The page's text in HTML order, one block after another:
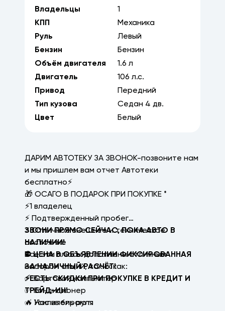
Владельцы
1
КПП
Механика
Руль
Левый
Бензин
Бензин
Объём двигателя
1.6 л
Двигатель
106 л.с.
Привод
Передний
Тип кузова
Седан 4 дв.
Цвет
Белый
ДАРИМ АВТОТЕКУ ЗА ЗВОНОК-позвоните нам
и мы пришлем вам отчет Автотеки
бесплатно⚡
🎁 ОСАГО В ПОДАРОК ПРИ ПОКУПКЕ *
⚡1 владелец
⚡ Подтвержденный пробег
⚡ Отличное внешнее и техническое
состояние
Все эти плюсы дополнены отличным
набором опций, таких как:
✅ Бортовой компьютер
✅ Кондиционер
✅ Усилитель руля
ЗВОНИ ПРЯМО СЕЙЧАС, ПОКА АВТО В
НАЛИЧИИ!
⛔ ЦЕНА В ОБЪЯВЛЕНИИ ФИКСИРОВАННАЯ
ЗА НАЛИЧНЫЙ РАСЧЁТ!
⚡ЕСТЬ СКИДКИ ПРИ ПОКУПКЕ В КРЕДИТ И
ТРЕЙД-ИН!
🔥 Нас выбирают: